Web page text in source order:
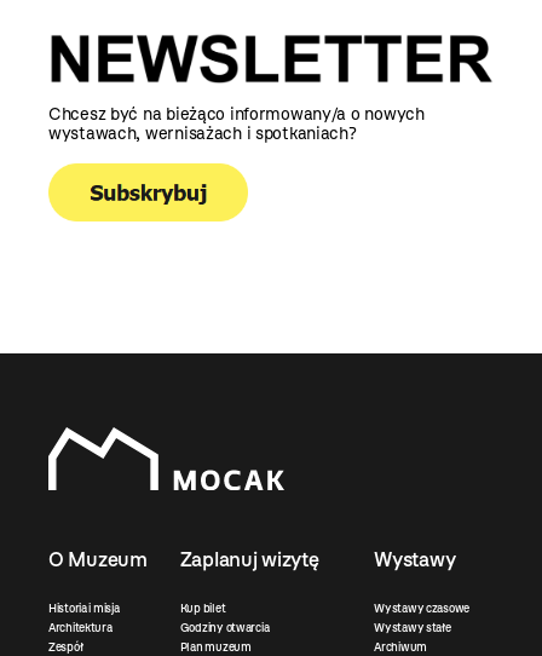
Chcesz być na bieżąco informowany/a o nowych
wystawach, wernisażach i spotkaniach?
O Muzeum
Historia i misja
Architektura
Zespół
Zaplanuj wizytę
Kup bilet
Godziny otwarcia
Plan muzeum
Wystawy
Wystawy czasowe
Wystawy stałe
Archiwum